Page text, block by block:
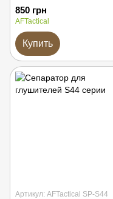
S44G и S441 серии
850 грн
AFTactical
Купить
Артикул: AFTactical SP-S44